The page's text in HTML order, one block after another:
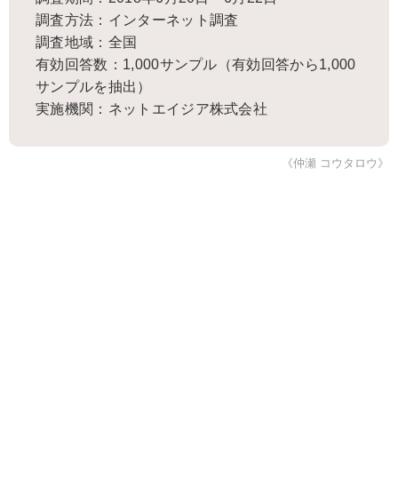
調査方法：インターネット調査
調査地域：全国
有効回答数：1,000サンプル（有効回答から1,000
サンプルを抽出）
実施機関：ネットエイジア株式会社
《仲瀬 コウタロウ》